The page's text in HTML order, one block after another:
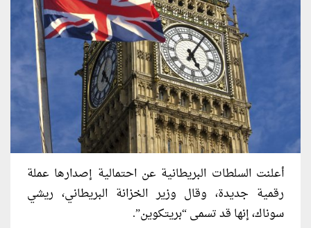
أعلنت السلطات البريطانية عن احتمالية إصدارها عملة
رقمية جديدة، وقال وزير الخزانة البريطاني، ريشي
سوناك، إنها قد تسمى “بريتكوين”.